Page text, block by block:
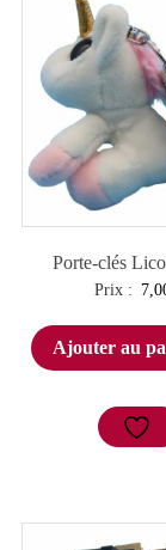
Porte-clés
Prix :
Ajouter au